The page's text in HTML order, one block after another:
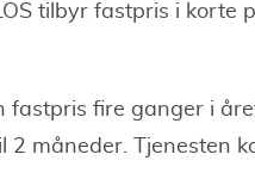
tilbyr fastpris i korte
fastpris fire ganger i
2 måneder. Tjenesten